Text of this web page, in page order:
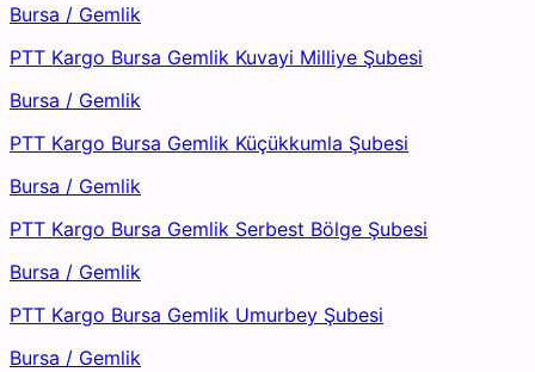
Bursa / Gemlik
PTT Kargo Bursa Gemlik Kuvayi Milliye Şubesi
Bursa / Gemlik
PTT Kargo Bursa Gemlik Küçükkumla Şubesi
Bursa / Gemlik
PTT Kargo Bursa Gemlik Serbest Bölge Şubesi
Bursa / Gemlik
PTT Kargo Bursa Gemlik Umurbey Şubesi
Bursa / Gemlik